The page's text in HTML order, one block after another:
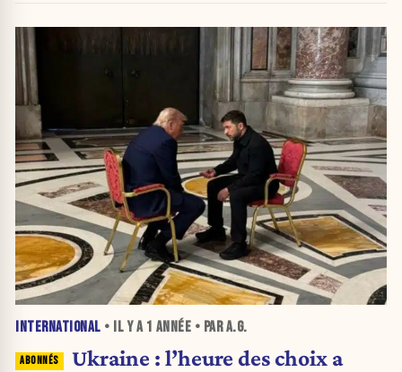
INTERNATIONAL • IL Y A 1 ANNÉE • PAR A.G.
Ukraine : l’heure des choix a